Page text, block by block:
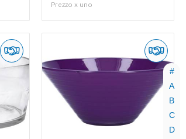
#
A
B
C
D
Prezzo x uno